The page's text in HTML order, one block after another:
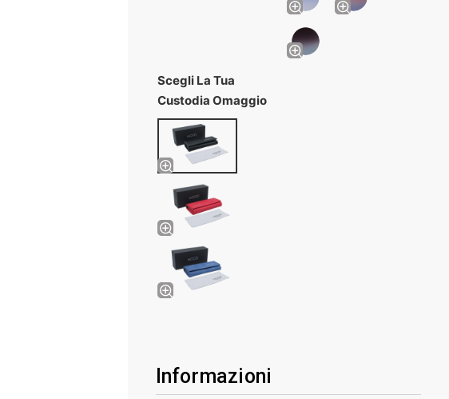
Scegli La Tua
Custodia Omaggio
Informazioni